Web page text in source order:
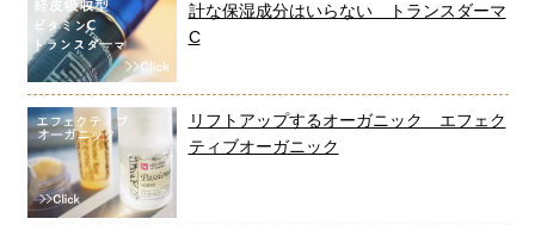
計な保湿成分はいらない トランスダーマ
C
リフトアップするオーガニック エフェク
ティブオーガニック